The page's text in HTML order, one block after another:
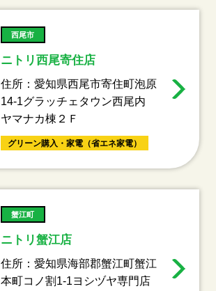
西尾市
ニトリ西尾寄住店
住所：愛知県西尾市寄住町泡原
14-1グラッチェタウン西尾内
ヤマナカ棟２Ｆ
グリーン購入・家電（省エネ家電）
蟹江町
ニトリ蟹江店
住所：愛知県海部郡蟹江町蟹江
本町コノ割1-1ヨシヅヤ専門店